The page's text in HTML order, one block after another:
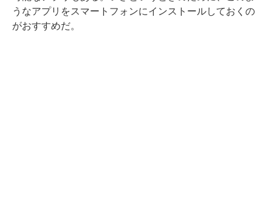
うなアプリをスマートフォンにインストールしておくの
がおすすめだ。